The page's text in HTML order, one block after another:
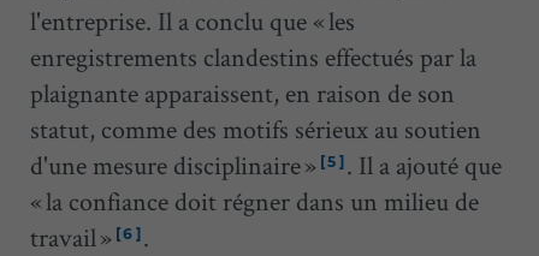
l'entreprise. Il a conclu que « les
enregistrements clandestins effectués par la
plaignante apparaissent, en raison de son
statut, comme des motifs sérieux au soutien
d'une mesure disciplinaire » [5] . Il a ajouté que
« la confiance doit régner dans un milieu de
travail » [6] .